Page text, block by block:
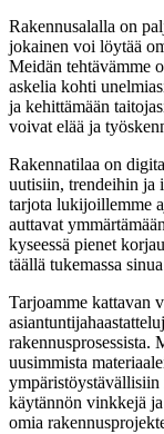
Rakennusalalla on
jokainen voi löytää
Meidän tehtävämme
askelia kohti
ja kehittämään
voivat elää ja
Rakennatilaa on
uutisiin, trendeihin ja
tarjota lukijoillemme
auttavat
kyseessä pienet
täällä tukemassa
Tarjoamme kattavan
rakennusprosessista.
uusimmista
ympäristöystävällisiin
käytännön vinkkejä
omia